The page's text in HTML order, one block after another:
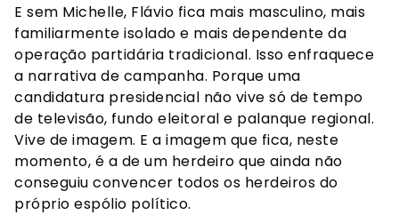
E sem Michelle, Flávio fica mais masculino, mais
familiarmente isolado e mais dependente da
operação partidária tradicional. Isso enfraquece
a narrativa de campanha. Porque uma
candidatura presidencial não vive só de tempo
de televisão, fundo eleitoral e palanque regional.
Vive de imagem. E a imagem que fica, neste
momento, é a de um herdeiro que ainda não
conseguiu convencer todos os herdeiros do
próprio espólio político.